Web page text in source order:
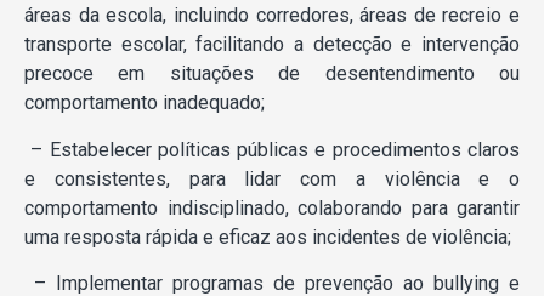
áreas da escola, incluindo corredores, áreas de recreio e
transporte escolar, facilitando a detecção e intervenção
precoce em situações de desentendimento ou
comportamento inadequado;
– Estabelecer políticas públicas e procedimentos claros
e consistentes, para lidar com a violência e o
comportamento indisciplinado, colaborando para garantir
uma resposta rápida e eficaz aos incidentes de violência;
– Implementar programas de prevenção ao bullying e